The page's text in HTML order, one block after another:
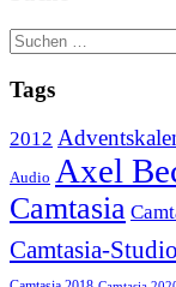
Tags
2012
Audio Axel
Camtasia
Camtasia-Studio